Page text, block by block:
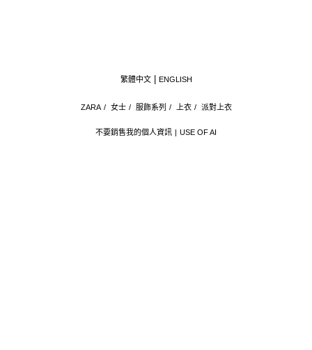
不要銷售我的個人資訊 USE OF AI
ZARA / 女士 / 服飾系列 / 上衣 / 派對上衣
繁體中文 ENGLISH